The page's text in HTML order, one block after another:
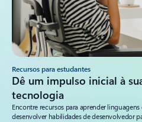
Recursos para estudantes
Dê um impulso inicial à
tecnologia
Encontre recursos para aprender
desenvolver habilidades de desenvolvedor